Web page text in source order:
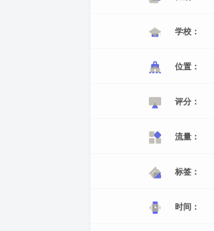
学校：
位置：
评分：
流量：
标签：
时间：